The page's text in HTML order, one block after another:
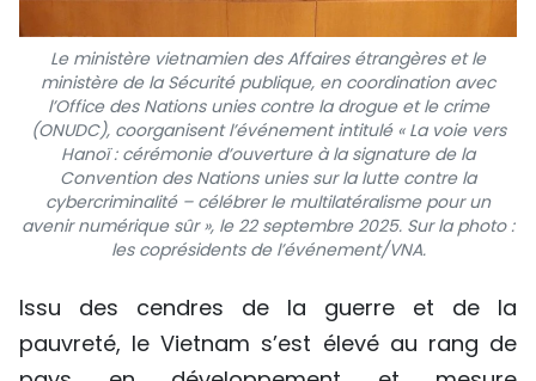
Le ministère vietnamien des Affaires étrangères et le
ministère de la Sécurité publique, en coordination avec
l’Office des Nations unies contre la drogue et le crime
(ONUDC), coorganisent l’événement intitulé « La voie vers
Hanoï : cérémonie d’ouverture à la signature de la
Convention des Nations unies sur la lutte contre la
cybercriminalité – célébrer le multilatéralisme pour un
avenir numérique sûr », le 22 septembre 2025. Sur la photo :
les coprésidents de l’événement/VNA.
Issu des cendres de la guerre et de la
pauvreté, le Vietnam s’est élevé au rang de